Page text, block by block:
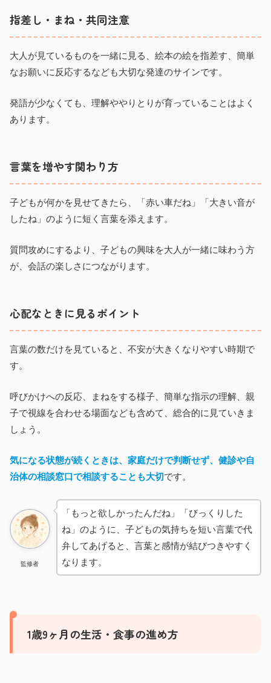
指差し・まね・共同注意
大人が見ているものを一緒に見る、絵本の絵を指差す、簡単
なお願いに反応するなども大切な発達のサインです。
発語が少なくても、理解ややりとりが育っていることはよく
あります。
言葉を増やす関わり方
子どもが何かを見せてきたら、「赤い車だね」「大きい音が
したね」のように短く言葉を添えます。
質問攻めにするより、子どもの興味を大人が一緒に味わう方
が、会話の楽しさにつながります。
心配なときに見るポイント
言葉の数だけを見ていると、不安が大きくなりやすい時期で
す。
呼びかけへの反応、まねをする様子、簡単な指示の理解、親
子で視線を合わせる場面なども含めて、総合的に見ていきま
しょう。
気になる状態が続くときは、家庭だけで判断せず、健診や自
治体の相談窓口で相談することも大切です。
監修者
「もっと欲しかったんだね」「びっくりした
ね」のように、子どもの気持ちを短い言葉で代
弁してあげると、言葉と感情が結びつきやすく
なります。
1歳9ヶ月の生活・食事の進め方